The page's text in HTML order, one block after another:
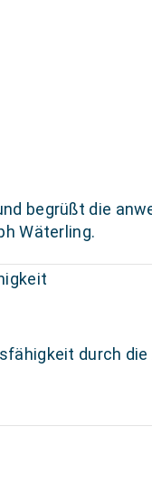
begrüßt die
Wäterling.
durch